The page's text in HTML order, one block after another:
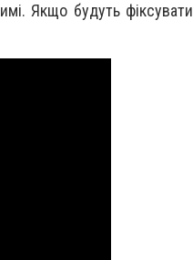
Якщо будуть фіксувати